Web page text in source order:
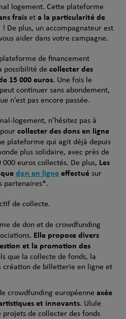
logement. Cette plateforme
fraiseta la particularité de
! De plus, un accompagnateur est
aider dans votre campagne.
de financement
possibilité de collecter des
15 000 euros. Une fois le
continuer sans abondement,
n’est pas encore passée.
logement, n’hésitez pas à
collecter des dons en ligne
plateforme qui agit déjà depuis
plus solidaire, avec près de
euros collectés. De plus, Les
don en ligneeffectuésur
partenaires*.
de collecte.
de don et de crowdfunding
Elle propose divers
et la promotion des
que la collecte de fonds, la
création de billetterie en ligne et
crowdfunding européenne axée
et innovants. Ulule
de collecter des fonds